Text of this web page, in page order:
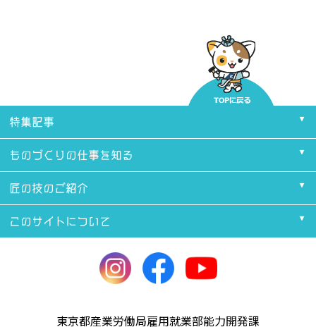
特集記事
ものづくりの仕事を知る
匠の技のご紹介
このサイトについて
東京都産業労働局雇用就業部能力開発課